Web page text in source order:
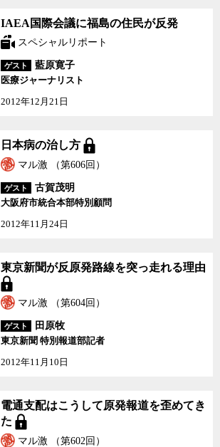
IAEA国際会議に福島の住民が反発
スペシャルリポート
ゲスト
藍原寛子
医療ジャーナリスト
2012年12月21日
日本病の治し方
マル激 （第606回）
ゲスト
古賀茂明
大阪府市統合本部特別顧問
2012年11月24日
東京新聞が反原発路線を突っ走れる理由
マル激 （第604回）
ゲスト
田原牧
東京新聞 特別報道部記者
2012年11月10日
電通支配はこうして原発報道を歪めてき
た
マル激 （第602回）